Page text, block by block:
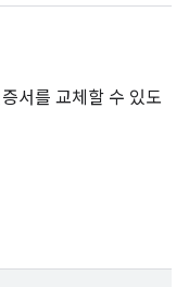
서를 교체할 수 있도